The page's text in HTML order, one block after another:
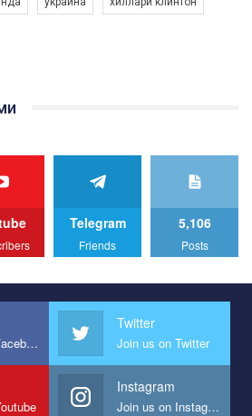
насильством проти ЛГБТ в Україні.
нас - просто натисни "лайк" під
programme for the development of
and ask to help us implement our plan
"Like" below the video.
ролик от команды "Гей-альянс
развития организации.
нас и помочь нам реализовать
и дискриминацией на почве
- это зайти на наш канал YouTube
Telegram
Friends
5,106
Posts
Join us on Facebook
Twitter
Join us on Twitter
Instagram
Join us on Instagram